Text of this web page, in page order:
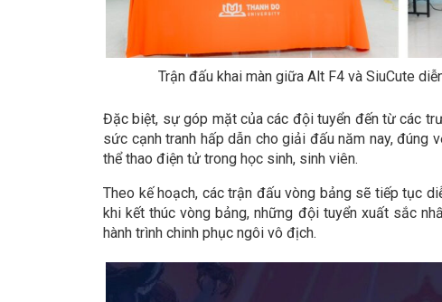
Trận đấu khai màn giữa Alt F4 và SiuCute
Đặc biệt, sự góp mặt của các đội tuyển đến từ các
sức cạnh tranh hấp dẫn cho giải đấu năm nay, đúng
thể thao điện tử trong học sinh, sinh viên.
Theo kế hoạch, các trận đấu vòng bảng sẽ tiếp tục
khi kết thúc vòng bảng, những đội tuyển xuất sắc
hành trình chinh phục ngôi vô địch.